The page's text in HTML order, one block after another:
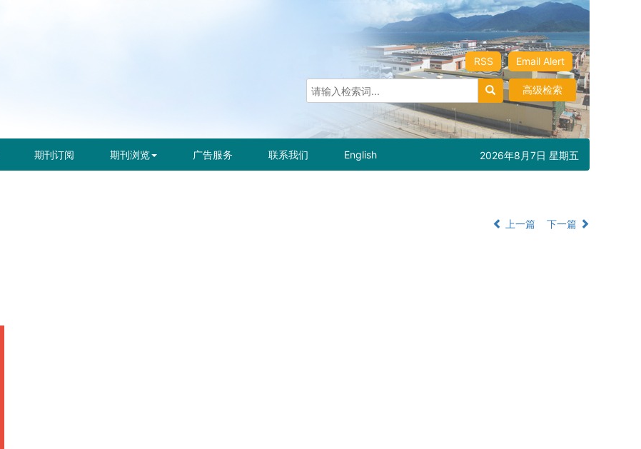
Email Alert
RSS
高级检索
期刊订阅 期刊浏览 广告服务 联系我们 English 2026年8月7日 星期五
上一篇 下一篇